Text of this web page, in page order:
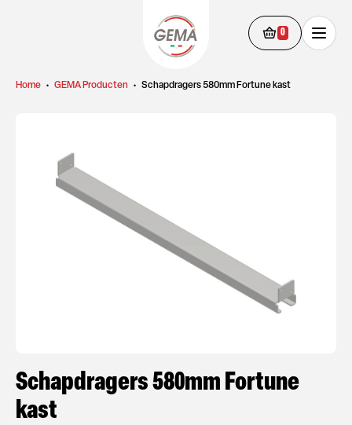
0
Home • GEMA Producten • Schapdragers 580mm Fortune kast
Schapdragers 580mm Fortune
kast